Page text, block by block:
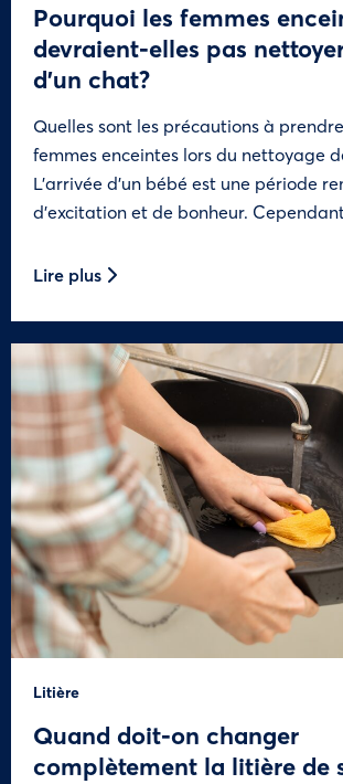
Pourquoi les femmes
devraient-elles pas
d’un chat?
Quelles sont les précautions à
femmes enceintes lors du nettoyage
L’arrivée d’un bébé est une période
d’excitation et de bonheur.
Lire plus
Litière
Quand doit-on changer
complètement la litière de